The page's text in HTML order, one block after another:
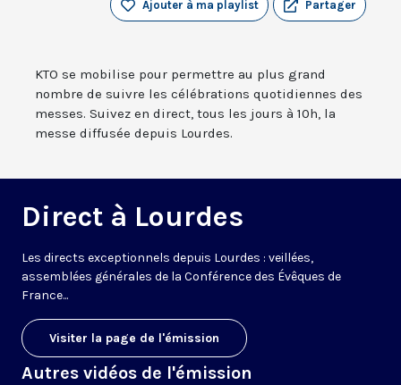
Partager
Ajouter à ma playlist
KTO se mobilise pour permettre au plus grand
nombre de suivre les célébrations quotidiennes des
messes. Suivez en direct, tous les jours à 10h, la
messe diffusée depuis Lourdes.
Direct à Lourdes
Les directs exceptionnels depuis Lourdes : veillées,
assemblées générales de la Conférence des Évêques de
France...
Visiter la page de l'émission
Autres vidéos de l'émission